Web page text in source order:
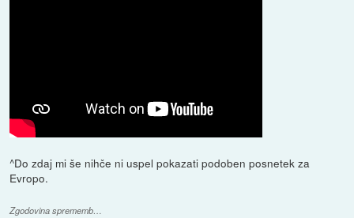
^Do zdaj mi še nihče ni uspel pokazati podoben posnetek za
Evropo.
Zgodovina sprememb…